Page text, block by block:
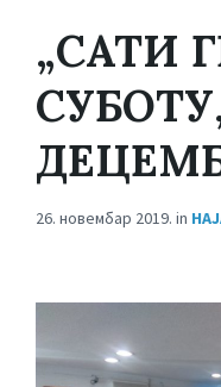
„САТИ
26. новембар 2019. in